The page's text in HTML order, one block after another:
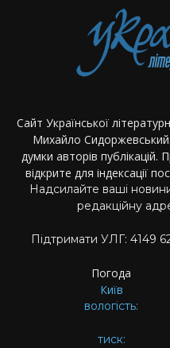
Сайт Української
Михайло
думки авторів публікацій.
відкрите для індексації
Надсилайте ваші
редакційну
Підтримати УЛГ: 4149
Погода
Київ
вологість:
тиск: